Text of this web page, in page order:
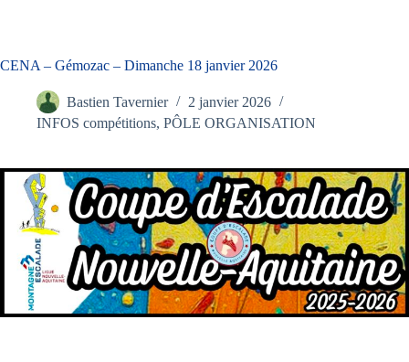
CENA – Gémozac – Dimanche 18 janvier 2026
Bastien Tavernier
2 janvier 2026
INFOS compétitions, PÔLE ORGANISATION